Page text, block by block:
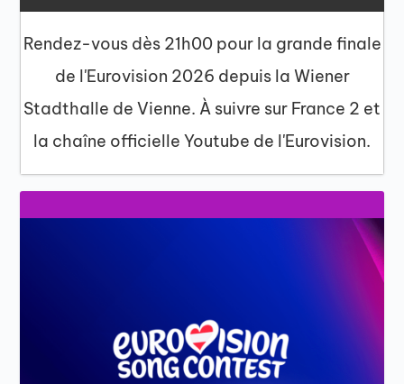
Rendez-vous dès 21h00 pour la grande finale
de l'Eurovision 2026 depuis la Wiener
Stadthalle de Vienne. À suivre sur France 2 et
la chaîne officielle Youtube de l'Eurovision.